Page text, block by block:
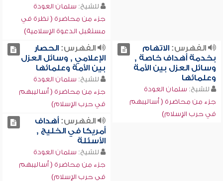
للشيخ: سلمان العودة
جزء من محاضرة ( نظرة في
مستقبل الدعوة الإسلامية)
الفهرس:الاتهام
بخدمة أهداف خاصة ,
وسائل العزل بين الأمة
وعلمائها
للشيخ: سلمان العودة
جزء من محاضرة ( أساليبهم
في حرب الإسلام)
الفهرس:الحصار
الإعلامي , وسائل العزل
بين الأمة وعلمائها
للشيخ: سلمان العودة
جزء من محاضرة ( أساليبهم
في حرب الإسلام)
الفهرس:أهداف
أمريكا في الخليج ,
الأسئلة
للشيخ: سلمان العودة
جزء من محاضرة ( أساليبهم
في حرب الإسلام)